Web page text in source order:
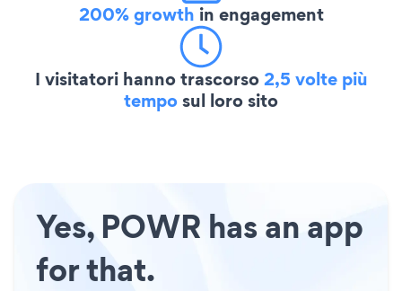
200% growth in engagement
I visitatori hanno trascorso2,5 volte più
temposul loro sito
Yes, POWR has an app
for that.